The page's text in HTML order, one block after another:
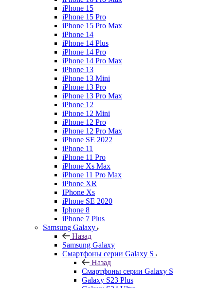
iPhone 15
iPhone 15 Pro
iPhone 15 Pro Max
iPhone 14
iPhone 14 Plus
iPhone 14 Pro
iPhone 14 Pro Max
iPhone 13
iPhone 13 Mini
iPhone 13 Pro
iPhone 13 Pro Max
iPhone 12
iPhone 12 Mini
iPhone 12 Pro
iPhone 12 Pro Max
iPhone SE 2022
iPhone 11
iPhone 11 Pro
iPhone Xs Max
iPhone 11 Pro Max
iPhone XR
IPhone Xs
iPhone SE 2020
Iphone 8
iPhone 7 Plus
Samsung Galaxy
Назад
Samsung Galaxy
Смартфоны серии Galaxy S
Назад
Смартфоны серии Galaxy S
Galaxy S23 Plus